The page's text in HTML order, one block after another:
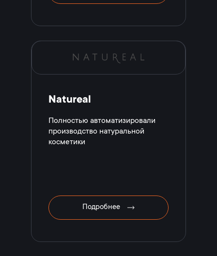
Natureal
Полностью автоматизировали
производство натуральной
косметики
Подробнее